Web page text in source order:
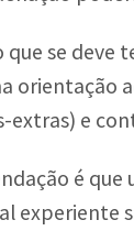
que se deve
orientação
extras) e
é
experiente